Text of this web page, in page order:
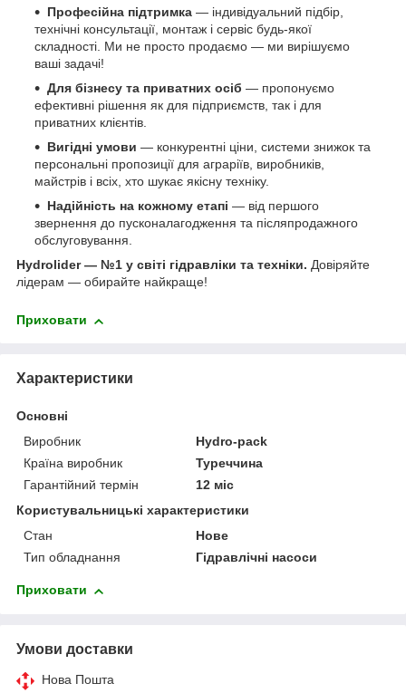
Професійна підтримка — індивідуальний підбір,
технічні консультації, монтаж і сервіс будь-якої
складності. Ми не просто продаємо — ми вирішуємо
ваші задачі!
Для бізнесу та приватних осіб — пропонуємо
ефективні рішення як для підприємств, так і для
приватних клієнтів.
Вигідні умови — конкурентні ціни, системи знижок та
персональні пропозиції для аграріїв, виробників,
майстрів і всіх, хто шукає якісну техніку.
Надійність на кожному етапі — від першого
звернення до пусконалагодження та післяпродажного
обслуговування.
Hydrolider — №1 у світі гідравліки та техніки. Довіряйте
лідерам — обирайте найкраще!
Приховати
Характеристики
Основні
Виробник
Hydro-pack
Країна виробник
Туреччина
Гарантійний термін
12 міс
Користувальницькі характеристики
Стан
Нове
Тип обладнання
Гідравлічні насоси
Приховати
Умови доставки
Нова Пошта